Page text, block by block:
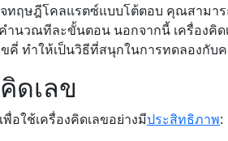
ทฤษฎีโคลแรตซ์แบบโต้ตอบ คุณสามา
ำนวณทีละขั้นตอน นอกจากนี้ เครื่องคิด
ขคี่ ทำให้เป็นวิธีที่สนุกในการทดลองกั
ดเลข
อใช้เครื่องคิดเลขอย่างมีประสิทธิภาพ: